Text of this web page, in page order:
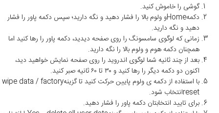
گوشی را خاموش کنید.
دکمهHomeو ولوم بالا را فشار دهید و نگه دارید؛ سپس دکمه پاور را فشار
دهید و نگه دارید.
زمانی که لوگوی سامسونگ را روی صفحه دیدید، دکمه پاور را رها کنید اما
همچنان دکمه هوم و ولوم بالا را نگه دارید.
بعد از چند ثانیه شما لوگوی اندروید را روی صفحه نمایش خواهید دید،
اکنون دو دکمه دیگر را رها کنید و ۳۰ تا ۶۰ ثانیه صبر کنید.
با استفاده از دکمه ی ولوم پایین حرکت کنید تا گزینهwipe data / factory
resetانتخاب شود.
برای تایید انتخابتان دکمه پاور را فشار دهید.